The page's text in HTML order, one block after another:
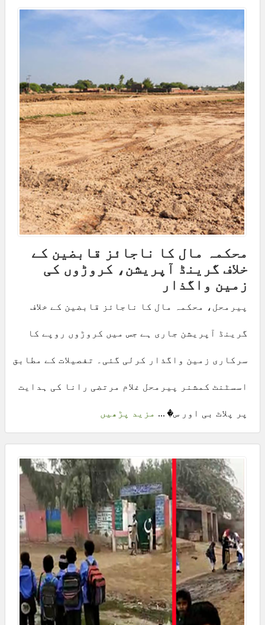
محکمہ مال کا ناجائز قابضین کے
خلاف گرینڈ آپریشن، کروڑوں کی
زمین واگذار
پیرمحل، محکمہ مال کا ناجائز قابضین کے خلاف
گرینڈ آپریشن جاری ہے جس میں کروڑوں روپے کا
سرکاری زمین واگذار کرلی گئی۔ تفصیلات کے مطابق
اسسٹنٹ کمشنر پیرمحل غلام مرتضی رانا کی ہدایت
پر پلاٹ بی اور س� ... مزید پڑھیں